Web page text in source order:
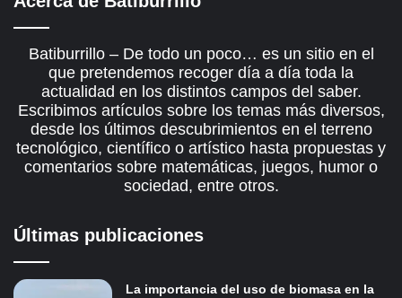
Batiburrillo – De todo un poco… es un sitio en el
que pretendemos recoger día a día toda la
actualidad en los distintos campos del saber.
Escribimos artículos sobre los temas más diversos,
desde los últimos descubrimientos en el terreno
tecnológico, científico o artístico hasta propuestas y
comentarios sobre matemáticas, juegos, humor o
sociedad, entre otros.
Últimas publicaciones
La importancia del uso de biomasa en la